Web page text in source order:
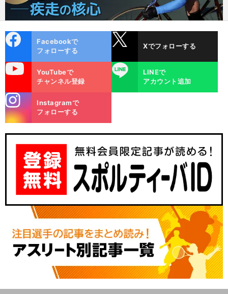
ok
Facebookで
フォローする
Xでフォローする
YouTubeで
チャンネル登録
LINE
LINEで
アカウント追加
m
Instagramで
フォローする